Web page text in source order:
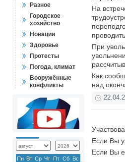
Разное
Городское
хозяйство
Новации
Здоровье
Протесты
Погода, климат
Вооружённые
конфликты
Пн Вт Ср Чт Пт Сб Вс
На
При
Как
над
Если Вы
Если Вы